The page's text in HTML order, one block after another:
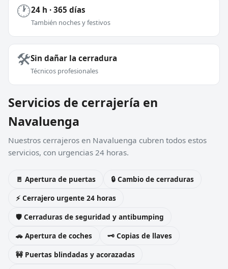
🕐24 h · 365 días
También noches y festivos
🛠️Sin dañar la cerradura
Técnicos profesionales
Servicios de cerrajería en
Navaluenga
Nuestros cerrajeros en Navaluenga cubren todos estos
servicios, con urgencias 24 horas.
🚪 Apertura de puertas
🔒 Cambio de cerraduras
⚡ Cerrajero urgente 24 horas
🛡️ Cerraduras de seguridad y antibumping
🚗 Apertura de coches
🗝️ Copias de llaves
🚧 Puertas blindadas y acorazadas